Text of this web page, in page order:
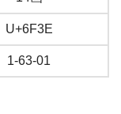
U+6F3E
1-63-01